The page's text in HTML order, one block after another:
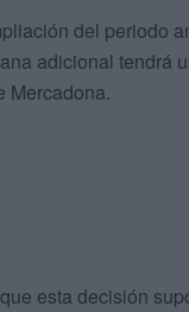
del periodo
adicional tendrá
Mercadona.
esta decisión